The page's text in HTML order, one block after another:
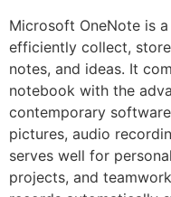
Microsoft OneNote is
efficiently collect,
notes, and ideas. It
notebook with the
contemporary
pictures, audio
serves well for
projects, and